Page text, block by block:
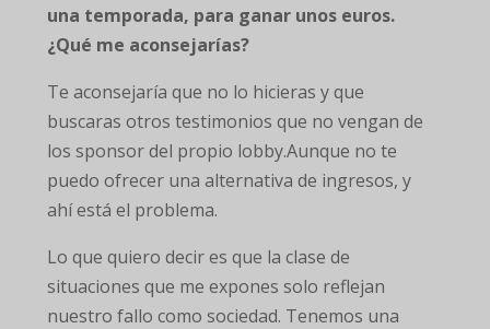
una temporada, para ganar unos euros.
¿Qué me aconsejarías?
Te aconsejaría que no lo hicieras y que
buscaras otros testimonios que no vengan de
los sponsor del propio lobby.Aunque no te
puedo ofrecer una alternativa de ingresos, y
ahí está el problema.
Lo que quiero decir es que la clase de
situaciones que me expones solo reflejan
nuestro fallo como sociedad. Tenemos una